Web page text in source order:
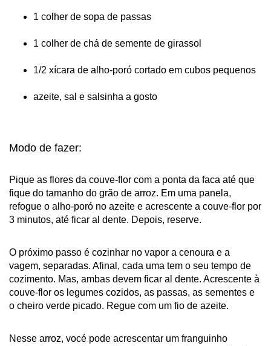
1 colher de sopa de passas
1 colher de chá de semente de girassol
1/2 xícara de alho-poró cortado em cubos pequenos
azeite, sal e salsinha a gosto
Modo de fazer:
Pique as flores da couve-flor com a ponta da faca até que
fique do tamanho do grão de arroz. Em uma panela,
refogue o alho-poró no azeite e acrescente a couve-flor por
3 minutos, até ficar al dente. Depois, reserve.
O próximo passo é cozinhar no vapor a cenoura e a
vagem, separadas. Afinal, cada uma tem o seu tempo de
cozimento. Mas, ambas devem ficar al dente. Acrescente à
couve-flor os legumes cozidos, as passas, as sementes e
o cheiro verde picado. Regue com um fio de azeite.
Nesse arroz, vocé pode acrescentar um franguinho